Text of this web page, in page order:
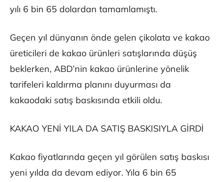
yılı 6 bin 65 dolardan tamamlamıştı.
Geçen yıl dünyanın önde gelen çikolata ve kakao
üreticileri de kakao ürünleri satışlarında düşüş
beklerken, ABD’nin kakao ürünlerine yönelik
tarifeleri kaldırma planını duyurması da
kakaodaki satış baskısında etkili oldu.
KAKAO YENİ YILA DA SATIŞ BASKISIYLA GİRDİ
Kakao fiyatlarında geçen yıl görülen satış baskısı
yeni yılda da devam ediyor. Yıla 6 bin 65